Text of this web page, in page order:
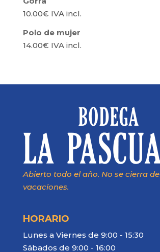
10.00€ IVA incl.
Polo de mujer
14.00€ IVA incl.
Abierto todo el año. No se cierra de
vacaciones.
HORARIO
Lunes a Viernes de 9:00 - 15:30
Sábados de 9:00 - 16:00